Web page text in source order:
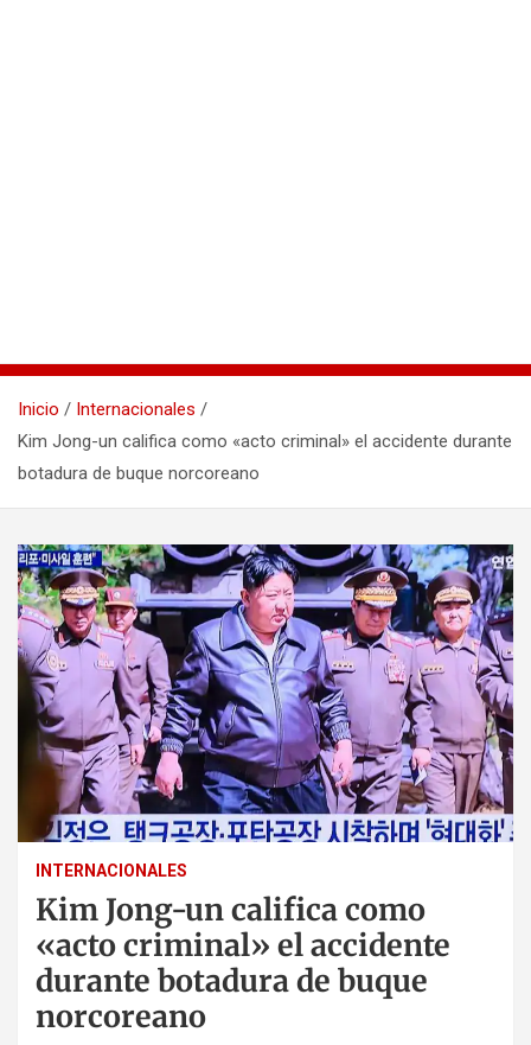
Inicio
Internacionales
Kim Jong-un califica como «acto criminal» el accidente durante
botadura de buque norcoreano
INTERNACIONALES
Kim Jong-un califica como
«acto criminal» el accidente
durante botadura de buque
norcoreano